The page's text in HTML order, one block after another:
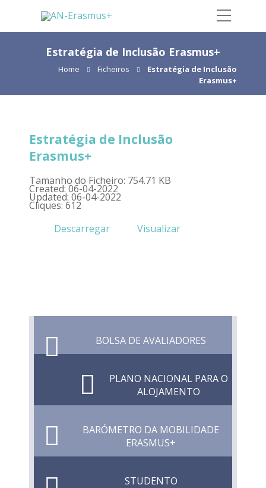
Estratégia de Inclusão Erasmus+
Home Ficheiros
Estratégia de Inclusão
Erasmus+
Estratégia de Inclusão
Erasmus+
Tamanho do Ficheiro: 754.71 KB
Created: 06-04-2022
Updated: 06-04-2022
Cliques: 612
Descarregar
Visualizar
BOLSA DE AVALIADORES
PLANO NACIONAL PARA O
ALOJAMENTO
BARÓMETRO DA MOBILIDADE
ERASMUS+
STUDENTO